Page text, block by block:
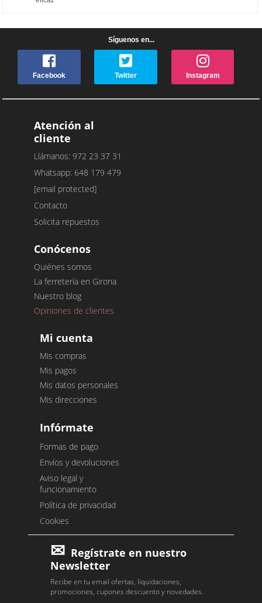
Síguenos en...
Facebook Twitter Instagram
Atención al
cliente
Llámanos: 972 23 37 31
Whatsapp: 648 179 479
[email protected]
Contacto
Solicita repuestos
Conócenos
Quiénes somos
La ferretería en Girona
Nuestro blog
Opiniones de clientes
Mi cuenta
Mis compras
Mis pagos
Mis datos personales
Mis direcciones
Infórmate
Formas de pago
Envíos y devoluciones
Aviso legal y
funcionamiento
Política de privacidad
Cookies
Regístrate en nuestro
Newsletter
Recibe en tu email ofertas, liquidaciones,
promociones, cupones descuento y novedades.